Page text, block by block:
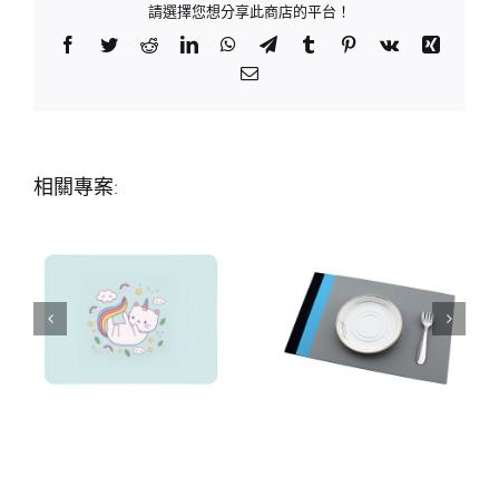
請選擇您想分享此商店的平台！
Facebook
TwitterRedditLinkedInWhatsApp
TelegramTumblr Pinterest
Vk
Xing
Email:
相關專案: